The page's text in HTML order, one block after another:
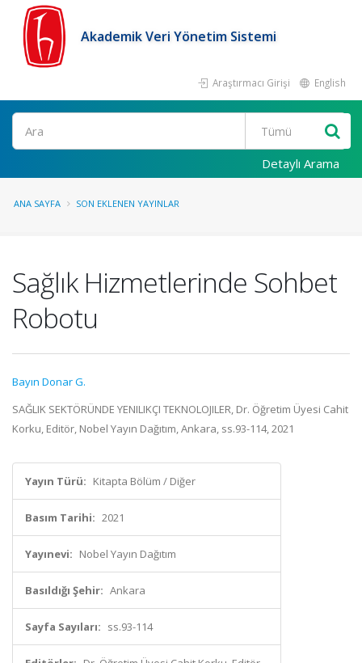
Akademik Veri Yönetim Sistemi
Araştırmacı Girişi English
Ara
Detaylı Arama
ANA SAYFA SON EKLENEN YAYINLAR
Sağlık Hizmetlerinde Sohbet
Robotu
Bayın Donar G.
SAĞLIK SEKTÖRÜNDE YENILIKÇI TEKNOLOJILER, Dr. Öğretim Üyesi Cahit
Korku, Editör, Nobel Yayın Dağıtım, Ankara, ss.93-114, 2021
Yayın Türü: Kitapta Bölüm / Diğer
Basım Tarihi: 2021
Yayınevi: Nobel Yayın Dağıtım
Basıldığı Şehir: Ankara
Sayfa Sayıları: ss.93-114